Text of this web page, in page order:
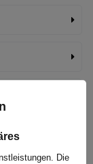
Die